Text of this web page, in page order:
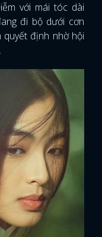
với mái tóc dài
đi bộ dưới cơn
quyết định nhờ hội